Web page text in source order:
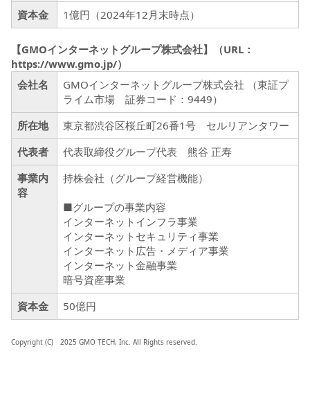
資本金
1億円（2024年12月末時点）
【GMOインターネットグループ株式会社】（URL：
https://www.gmo.jp/）
会社名
GMOインターネットグループ株式会社 （東証プ
ライム市場 証券コード：9449）
所在地
東京都渋谷区桜丘町26番1号 セルリアンタワー
代表者
代表取締役グループ代表 熊谷 正寿
事業内
容
持株会社（グループ経営機能）
■グループの事業内容
インターネットインフラ事業
インターネットセキュリティ事業
インターネット広告・メディア事業
インターネット金融事業
暗号資産事業
資本金
50億円
Copyright (C) 2025 GMO TECH, Inc. All Rights reserved.